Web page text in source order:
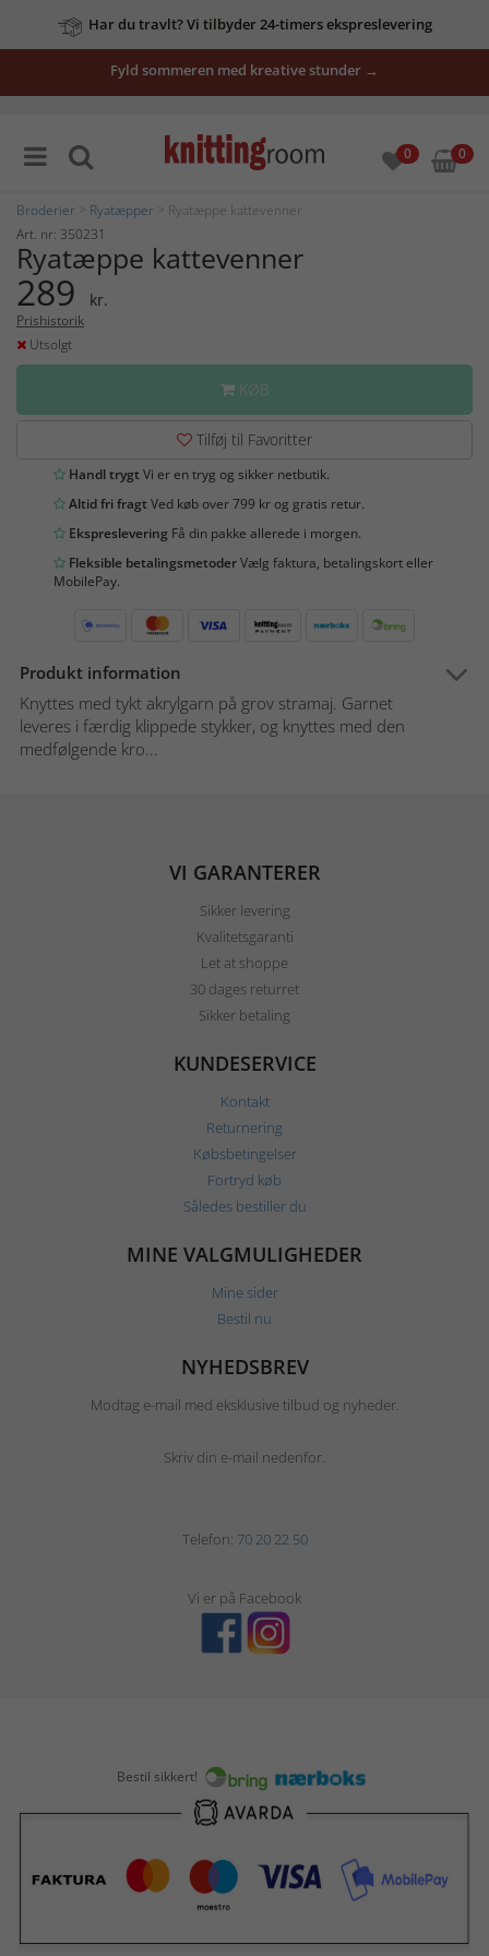
Har du travlt? Vi tilbyder 24-timers ekspreslevering
Fyld sommeren med kreative stunder →
0 0
Broderier Ryatæpper > Ryatæppe kattevenner
Art. nr: 350231
Ryatæppe kattevenner
289 kr.
Prishistorik
Utsolgt
KØB
Tilføj til Favoritter
Handl trygtVi er en tryg og sikker netbutik.
Altid fri fragtVed køb over 799 kr og gratis retur.
Ekspreslevering Få din pakke allerede i morgen.
Fleksible betalingsmetoderVælg faktura, betalingskort eller
MobilePay.
Produkt information
Knyttes med tykt akrylgarn på grov stramaj. Garnet
leveres i færdig klippede stykker, og knyttes med den
medfølgende kro...
VI GARANTERER
Sikker levering
Kvalitetsgaranti
Let at shoppe
30 dages returret
Sikker betaling
KUNDESERVICE
Kontakt
Returnering
Købsbetingelser
Fortryd køb
Således bestiller du
MINE VALGMULIGHEDER
Mine sider
Bestil nu
NYHEDSBREV
Modtag e-mail med eksklusive tilbud og nyheder.
Skriv din e-mail nedenfor.
Telefon: 70 20 22 50
Vi er på Facebook
Bestil sikkert!